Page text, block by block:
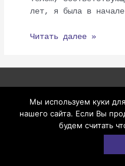
лет, я была в
Читать далее »
Политика
Мы используем куки
нашего сайта. Если Вы
будем считать